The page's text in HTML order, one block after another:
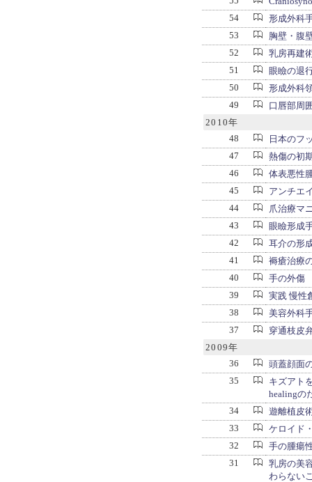
54
形成外科
53
胸壁・腹
52
乳房再建
51
眼瞼の退
50
形成外科
49
口唇部周
2010年
48
日本のフ
47
熱傷の初
46
体表悪性
45
アンチエ
44
爪治療マ
43
眼瞼形成
42
耳介の形
41
褥瘡治療
40
手の外傷
39
実践 慢性
38
美容外科
37
穿通枝皮
2009年
36
頭蓋顔面
35
キズアト
healingの
34
遊離植皮
33
ケロイド
32
手の腫瘍
31
乳房の美
わらない